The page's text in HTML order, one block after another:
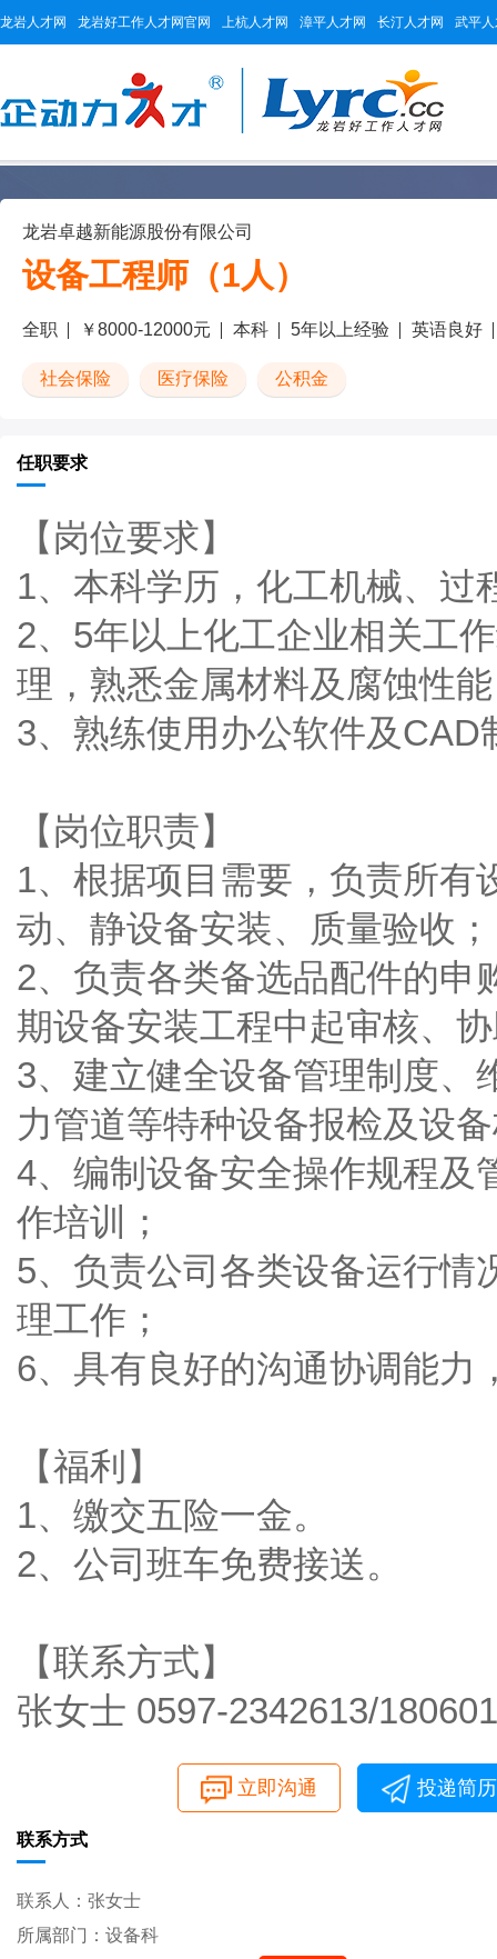
龙岩人才网 龙岩好工作人才网官网 上杭人才网 漳平人才网 长汀人才网 武平
龙岩卓越新能源股份有限公司
设备工程师（1人）
全职 ￥8000-12000元 本科 5年以上经验 英语良好
社会保险 医疗保险 公积金
任职要求
【岗位要求】
1、本科学历，化工机械、过
2、5年以上化工企业相关工
理，熟悉金属材料及腐蚀性
3、熟练使用办公软件及CAD
【岗位职责】
1、根据项目需要，负责所有
动、静设备安装、质量验收；
2、负责各类备选品配件的申
期设备安装工程中起审核、
3、建立健全设备管理制度、
力管道等特种设备报检及设
4、编制设备安全操作规程及
作培训；
5、负责公司各类设备运行情
理工作；
6、具有良好的沟通协调能力
【福利】
1、缴交五险一金。
2、公司班车免费接送。
【联系方式】
张女士 0597-2342613/
立即沟通 投递简历
联系方式
联系人：张女士
所属部门：设备科